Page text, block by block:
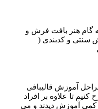
هنر بافت فرش و
و کدبندی (
آموزش قالیبافی
تا علاوه بر افراد
آموزش دیدند و می